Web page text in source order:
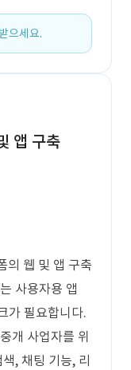
으세요.
앱 구축
의 웹 및 앱 구축
사용자용 앱
가 필요합니다.
개 사업자를 위
, 채팅 기능, 리